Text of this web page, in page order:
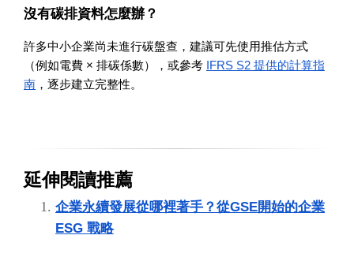
沒有碳排資料怎麼辦？
許多中小企業尚未進行碳盤查，建議可先使用推估方式
（例如電費 × 排碳係數），或參考
IFRS S2 提供的計算指
南 ，逐步建立完整性。
延伸閱讀推薦
企業永續發展從哪裡著手？從GSE開始的企業
ESG 戰略